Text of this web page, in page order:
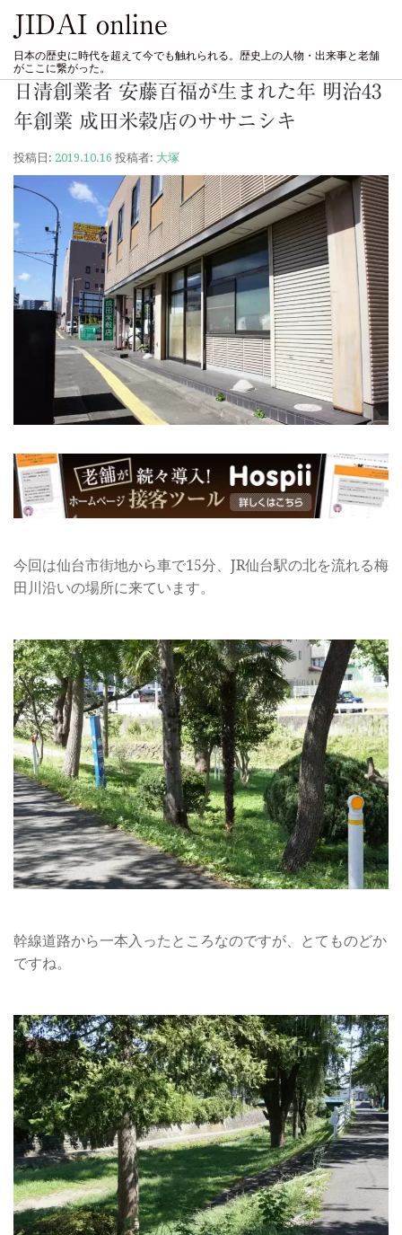
JIDAI online
日本の歴史に時代を超えて今でも触れられる。歴史上の人物・出来事と老舗
がここに繋がった。
日清創業者 安藤百福が生まれた年 明治43
年創業 成田米穀店のササニシキ
投稿日: 2019.10.16 投稿者: 大塚
今回は仙台市街地から車で15分、JR仙台駅の北を流れる梅
田川沿いの場所に来ています。
幹線道路から一本入ったところなのですが、とてものどか
ですね。